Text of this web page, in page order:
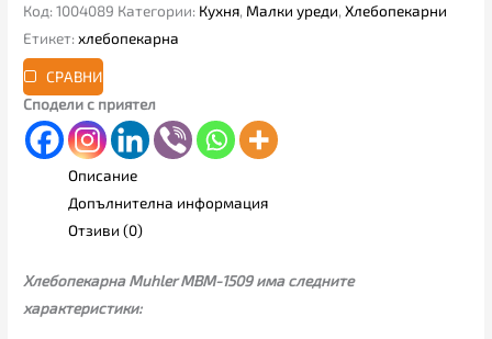
Код:1004089 Категории: Кухня, Малки уреди,Хлебопекарни
Етикет:хлебопекарна
СРАВНИ
Сподели с приятел
Описание
Допълнителна информация
Отзиви (0)
Хлебопекарна Muhler MBM-1509 има следните
характеристики: